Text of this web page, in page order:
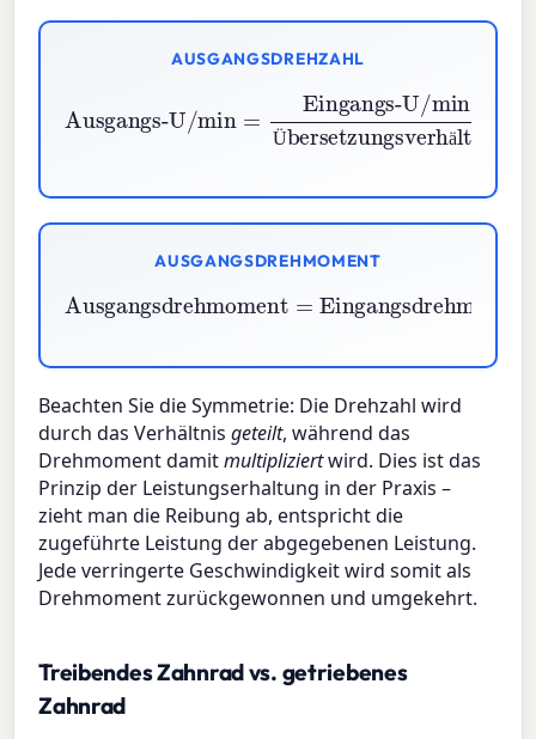
AUSGANGSDREHZAHL
Ü ä
=
Übersetzungsverhältnis
AUSGANGSDREHMOMENT
Ausgangsdrehmoment =
Beachten Sie die Symmetrie: Die Drehzahl wird
durch das Verhältnisgeteilt, während das
Drehmoment damitmultipliziertwird. Dies ist das
Prinzip der Leistungserhaltung in der Praxis –
zieht man die Reibung ab, entspricht die
zugeführte Leistung der abgegebenen Leistung.
Jede verringerte Geschwindigkeit wird somit als
Drehmoment zurückgewonnen und umgekehrt.
Treibendes Zahnrad vs. getriebenes
Zahnrad